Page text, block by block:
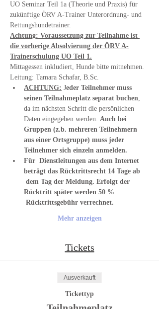
UO Seminar Teil 1a (Theorie und Praxis) für
zukünftige ÖRV A-Trainer Unterordnung- und
Rettungshundetrainer.
Achtung: Voraussetzung zur Teilnahme ist
die vorherige Absolvierung der ÖRV A-
Trainerschulung UO Teil 1.
Mittagessen inkludiert, Hunde bitte mitnehmen.
Leitung: Tamara Schafar, B.Sc.
ACHTUNG: Jeder Teilnehmer muss
seinen Teilnahmeplatz separat buchen,
da im nächsten Schritt die persönlichen
Daten eingegeben werden. Auch bei
Gruppen (z.b. mehreren Teilnehmern
aus einer Ortsgruppe) muss jeder
Teilnehmer sich einzeln anmelden.
Für  Dienstleitungen aus dem Internet
beträgt das Rücktrittsrecht 14 Tage ab
dem Tag der Meldung. Erfolgt der
Rücktritt später werden 50 %
Rücktrittsgebühr verrechnet.
Mehr anzeigen
Tickets
Ausverkauft
Tickettyp